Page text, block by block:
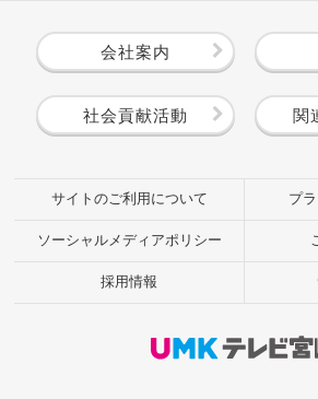
会社案内
社会貢献活動 関
サイトのご利用について プ
ソーシャルメディアポリシー
採用情報